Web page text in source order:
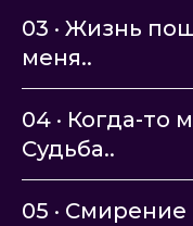
03 · Жизнь
меня..
04 · Когда-то
Судьба..
05 ·